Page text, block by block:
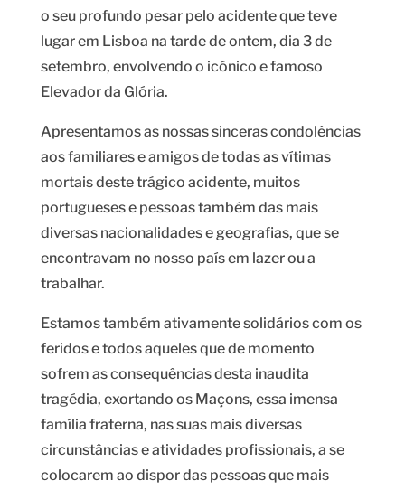
o seu profundo pesar pelo acidente que teve
lugar em Lisboa na tarde de ontem, dia 3 de
setembro, envolvendo o icónico e famoso
Elevador da Glória.
Apresentamos as nossas sinceras condolências
aos familiares e amigos de todas as vítimas
mortais deste trágico acidente, muitos
portugueses e pessoas também das mais
diversas nacionalidades e geografias, que se
encontravam no nosso país em lazer ou a
trabalhar.
Estamos também ativamente solidários com os
feridos e todos aqueles que de momento
sofrem as consequências desta inaudita
tragédia, exortando os Maçons, essa imensa
família fraterna, nas suas mais diversas
circunstâncias e atividades profissionais, a se
colocarem ao dispor das pessoas que mais